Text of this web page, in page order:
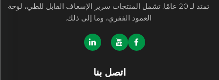
تمتد لـ 20 عامًا. تشمل المنتجات سرير الإسعاف القابل للطي، لوحة
العمود الفقري، وما إلى ذلك.
اتصل بنا